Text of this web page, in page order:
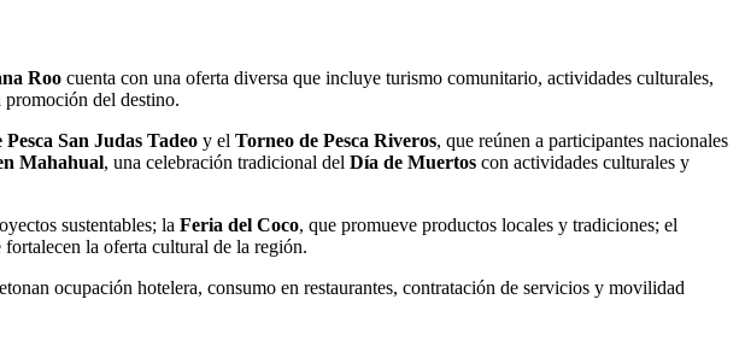
Roo cuenta con una oferta diversa que incluye turismo comunitario, actividades culturales,
promoción del destino.
San Judas Tadeo y el Torneo de Pesca Riveros, que reúnen a participantes nacionales
Mahahual, una celebración tradicional del Día de Muertos con actividades culturales y
sustentables; la Feria del Coco, que promueve productos locales y tradiciones; el
la oferta cultural de la región.
ocupación hotelera, consumo en restaurantes, contratación de servicios y movilidad